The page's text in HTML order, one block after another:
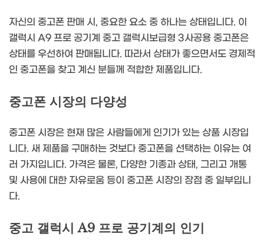
자신의 중고폰 판매 시, 중요한 요소 중 하나는 상태입니다. 이
갤럭시 A9 프로 공기계 중고 갤럭시보급형 3사공용 중고폰은
상태를 우선하여 판매됩니다. 따라서 상태가 좋으면서도 경제적
인 중고폰을 찾고 계신 분들께 적합한 제품입니다.
중고폰 시장의 다양성
중고폰 시장은 현재 많은 사람들에게 인기가 있는 상품 시장입
니다. 새 제품을 구매하는 것보다 중고폰을 선택하는 이유는 여
러 가지입니다. 가격은 물론, 다양한 기종과 상태, 그리고 개통
및 사용에 대한 자유로움 등이 중고폰 시장의 장점 중 일부입니
다.
중고 갤럭시 A9 프로 공기계의 인기